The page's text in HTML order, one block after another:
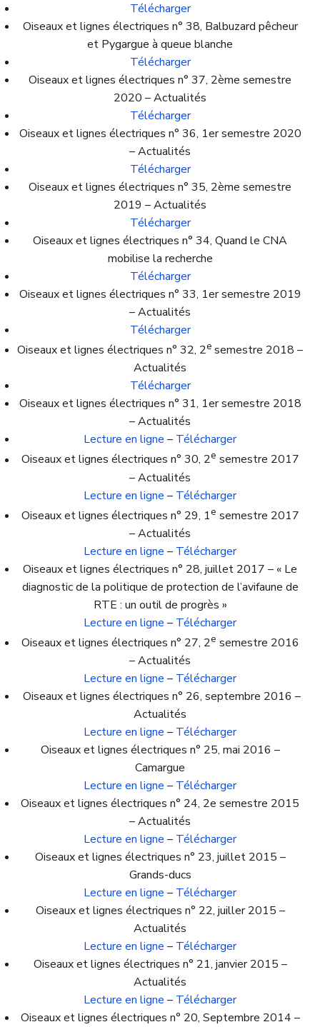
Télécharger
Oiseaux et lignes électriques n° 38, Balbuzard pêcheur
et Pygargue à queue blanche
Télécharger
Oiseaux et lignes électriques n° 37, 2ème semestre
2020 – Actualités
Télécharger
Oiseaux et lignes électriques n° 36, 1er semestre 2020
– Actualités
Télécharger
Oiseaux et lignes électriques n° 35, 2ème semestre
2019 – Actualités
Télécharger
Oiseaux et lignes électriques n° 34, Quand le CNA
mobilise la recherche
Télécharger
Oiseaux et lignes électriques n° 33, 1er semestre 2019
– Actualités
Télécharger
Oiseaux et lignes électriques n° 32, 2e semestre 2018 –
Actualités
Télécharger
Oiseaux et lignes électriques n° 31, 1er semestre 2018
– Actualités
Lecture en ligne – Télécharger
Oiseaux et lignes électriques n° 30, 2e semestre 2017
– Actualités
Lecture en ligne – Télécharger
Oiseaux et lignes électriques n° 29, 1e semestre 2017
– Actualités
Lecture en ligne – Télécharger
Oiseaux et lignes électriques n° 28, juillet 2017 – « Le
diagnostic de la politique de protection de l’avifaune de
RTE : un outil de progrès »
Lecture en ligne – Télécharger
Oiseaux et lignes électriques n° 27, 2e semestre 2016
– Actualités
Lecture en ligne – Télécharger
Oiseaux et lignes électriques n° 26, septembre 2016 –
Actualités
Lecture en ligne – Télécharger
Oiseaux et lignes électriques n° 25, mai 2016 –
Camargue
Lecture en ligne – Télécharger
Oiseaux et lignes électriques n° 24, 2e semestre 2015
– Actualités
Lecture en ligne – Télécharger
Oiseaux et lignes électriques n° 23, juillet 2015 –
Grands-ducs
Lecture en ligne – Télécharger
Oiseaux et lignes électriques n° 22, juiller 2015 –
Actualités
Lecture en ligne – Télécharger
Oiseaux et lignes électriques n° 21, janvier 2015 –
Actualités
Lecture en ligne – Télécharger
Oiseaux et lignes électriques n° 20, Septembre 2014 –